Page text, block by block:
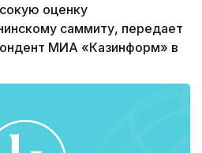
оценку
саммиту, передает
МИА «Казинформ» в